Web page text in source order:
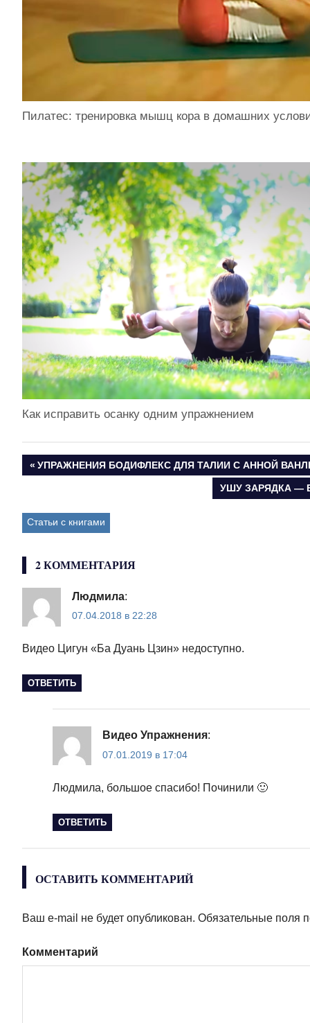
Пилатес: тренировка мышц кора в домашних
Как исправить осанку одним упражнением
Навигация
по
записям
ПРЕДЫДУЩАЯ
УПРАЖНЕНИЯ БОДИФЛЕКС ДЛЯ ТАЛИИ С АННОЙ
СЛЕДУЮЩАЯ
УШУ ЗАРЯДКА —
Статьи с книгами
2 КОММЕНТАРИЯ
Людмила:
07.04.2018 в 22:28
Видео Цигун «Ба Дуань Цзин» недоступно.
ОТВЕТИТЬ
Видео Упражнения:
07.01.2019 в 17:04
Людмила, большое спасибо! Починили 🙂
ОТВЕТИТЬ
ОСТАВИТЬ КОММЕНТАРИЙ
Ваш e-mail не будет опубликован. Обязательные поля
Комментарий